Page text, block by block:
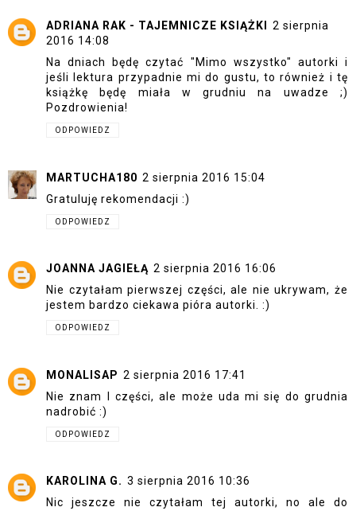
ADRIANA RAK - TAJEMNICZE KSIĄŻKI
2 sierpnia
2016 14:08
Na dniach będę czytać "Mimo wszystko" autorki i
jeśli lektura przypadnie mi do gustu, to również i tę
książkę będę miała w grudniu na uwadze ;)
Pozdrowienia!
ODPOWIEDZ
MARTUCHA180 2 sierpnia 2016 15:04
Gratuluję rekomendacji :)
ODPOWIEDZ
JOANNA JAGIEŁĄ 2 sierpnia 2016 16:06
Nie czytałam pierwszej części, ale nie ukrywam, że
jestem bardzo ciekawa pióra autorki. :)
ODPOWIEDZ
MONALISAP 2 sierpnia 2016 17:41
Nie znam I części, ale może uda mi się do grudnia
nadrobić :)
ODPOWIEDZ
KAROLINA G. 3 sierpnia 2016 10:36
Nic jeszcze nie czytałam tej autorki, no ale do